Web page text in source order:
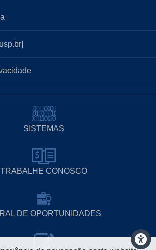
SISTEMAS
TRABALHE CONOSCO
DE OPORTUNIDADES